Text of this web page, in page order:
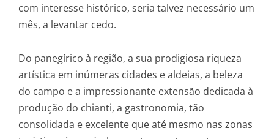
com interesse histórico, seria talvez necessário um
mês, a levantar cedo.
Do panegírico à região, a sua prodigiosa riqueza
artística em inúmeras cidades e aldeias, a beleza
do campo e a impressionante extensão dedicada à
produção do chianti, a gastronomia, tão
consolidada e excelente que até mesmo nas zonas